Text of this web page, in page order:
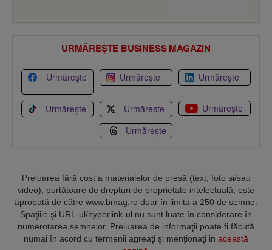
URMĂREȘTE BUSINESS MAGAZIN
Urmărește Urmărește Urmărește
Urmărește Urmărește
Urmărește
Urmărește
Preluarea fără cost a materialelor de presă (text, foto si/sau
video), purtătoare de drepturi de proprietate intelectuală, este
aprobată de către www.bmag.ro doar în limita a 250 de semne.
Spaţiile şi URL-ul/hyperlink-ul nu sunt luate în considerare în
numerotarea semnelor. Preluarea de informaţii poate fi făcută
numai în acord cu termenii agreaţi şi menţionaţi in această